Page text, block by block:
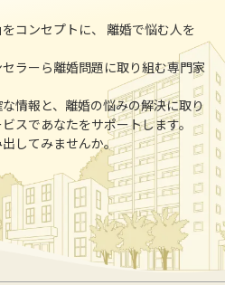
コンセプトに、 離婚で悩む人を
ラーら離婚問題に取り組む専門家
情報と、離婚の悩みの解決に取り
スであなたをサポートします。
してみませんか。